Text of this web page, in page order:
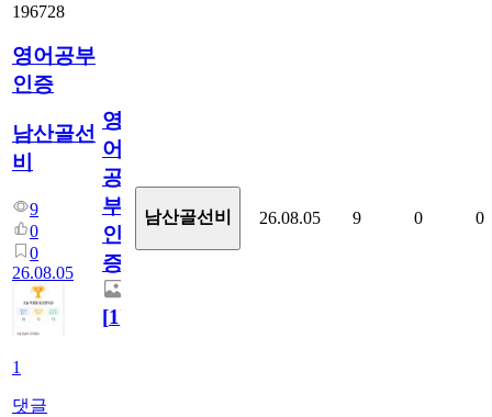
196728
영어공부
인증
남산골선
비
9
0
0
26.08.05
1
댓글
영
어
공
부
인
증
[1]
남산골선비 26.08.05 9 0 0